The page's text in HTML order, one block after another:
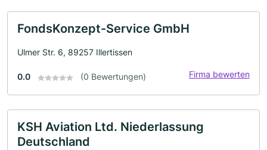
FondsKonzept-Service GmbH
Ulmer Str. 6, 89257 Illertissen
0.0 (0 Bewertungen) Firma bewerten
KSH Aviation Ltd. Niederlassung
Deutschland